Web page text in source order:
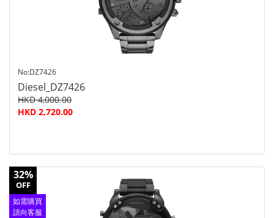
No:DZ7426
Diesel_DZ7426
HKD 4,000.00
HKD 2,720.00
32%
OFF
如需購買
請向客服